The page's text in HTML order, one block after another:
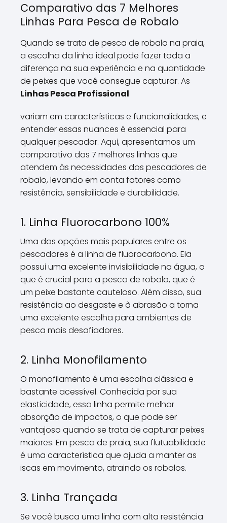
Comparativo das 7 Melhores
Linhas Para Pesca de Robalo
Quando se trata de pesca de robalo na praia,
a escolha da linha ideal pode fazer toda a
diferença na sua experiência e na quantidade
de peixes que você consegue capturar. As
Linhas Pesca Profissional
variam em características e funcionalidades, e
entender essas nuances é essencial para
qualquer pescador. Aqui, apresentamos um
comparativo das 7 melhores linhas que
atendem às necessidades dos pescadores de
robalo, levando em conta fatores como
resistência, sensibilidade e durabilidade.
1. Linha Fluorocarbono 100%
Uma das opções mais populares entre os
pescadores é a linha de fluorocarbono. Ela
possui uma excelente invisibilidade na água, o
que é crucial para a pesca de robalo, que é
um peixe bastante cauteloso. Além disso, sua
resistência ao desgaste e à abrasão a torna
uma excelente escolha para ambientes de
pesca mais desafiadores.
2. Linha Monofilamento
O monofilamento é uma escolha clássica e
bastante acessível. Conhecida por sua
elasticidade, essa linha permite melhor
absorção de impactos, o que pode ser
vantajoso quando se trata de capturar peixes
maiores. Em pesca de praia, sua flutuabilidade
é uma característica que ajuda a manter as
iscas em movimento, atraindo os robalos.
3. Linha Trançada
Se você busca uma linha com alta resistência